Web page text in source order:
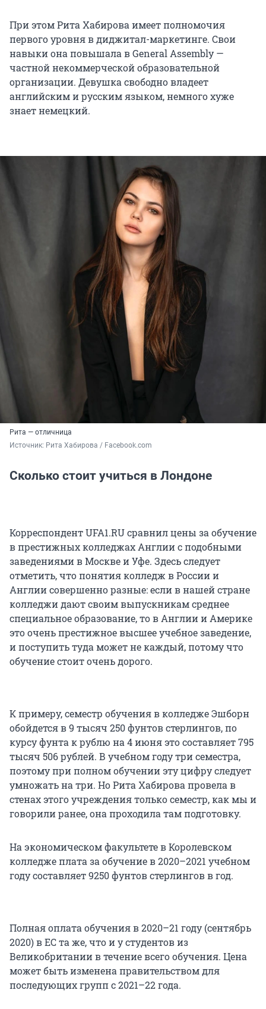
При этом Рита Хабирова имеет полномочия
первого уровня в диджитал-маркетинге. Свои
навыки она повышала в General Assembly —
частной некоммерческой образовательной
организации. Девушка свободно владеет
английским и русским языком, немного хуже
знает немецкий.
Рита — отличница
Источник: Рита Хабирова / Facebook.com
Сколько стоит учиться в Лондоне
Корреспондент UFA1.RU сравнил цены за обучение
в престижных колледжах Англии с подобными
заведениями в Москве и Уфе. Здесь следует
отметить, что понятия колледж в России и
Англии совершенно разные: если в нашей стране
колледжи дают своим выпускникам среднее
специальное образование, то в Англии и Америке
это очень престижное высшее учебное заведение,
и поступить туда может не каждый, потому что
обучение стоит очень дорого.
К примеру, семестр обучения в колледже Эшборн
обойдется в 9 тысяч 250 фунтов стерлингов, по
курсу фунта к рублю на 4 июня это составляет 795
тысяч 506 рублей. В учебном году три семестра,
поэтому при полном обучении эту цифру следует
умножать на три. Но Рита Хабирова провела в
стенах этого учреждения только семестр, как мы и
говорили ранее, она проходила там подготовку.
На экономическом факультете в Королевском
колледже плата за обучение в 2020–2021 учебном
году составляет 9250 фунтов стерлингов в год.
Полная оплата обучения в 2020–21 году (сентябрь
2020) в ЕС та же, что и у студентов из
Великобритании в течение всего обучения. Цена
может быть изменена правительством для
последующих групп с 2021–22 года.